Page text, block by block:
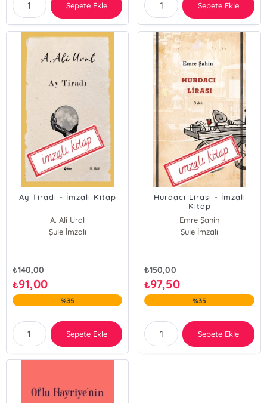
Sepete Ekle Sepete Ekle
Ay Tiradı - İmzalı Kitap
A. Ali Ural
Şule İmzalı
₺140,00
₺91,00
%35
Sepete Ekle
Hurdacı Lirası - İmzalı
Kitap
Emre Şahin
Şule İmzalı
₺150,00
₺97,50
%35
Sepete Ekle